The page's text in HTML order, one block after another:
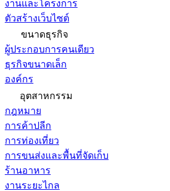
งานและโครงการ
ตัวสร้างเว็บไซต์
ขนาดธุรกิจ
ผู้ประกอบการคนเดียว
ธุรกิจขนาดเล็ก
องค์กร
อุตสาหกรรม
กฎหมาย
การค้าปลีก
การท่องเที่ยว
การขนส่งและพื้นที่จัดเก็บ
ร้านอาหาร
งานระยะไกล